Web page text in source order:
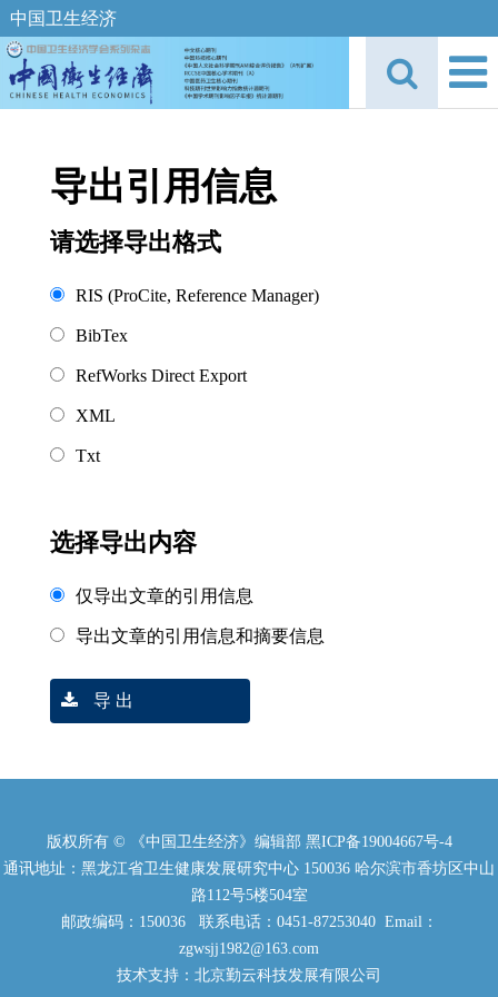
中国卫生经济
导出引用信息
请选择导出格式
RIS (ProCite, Reference Manager)
BibTex
RefWorks Direct Export
XML
Txt
选择导出内容
仅导出文章的引用信息
导出文章的引用信息和摘要信息
导 出
版权所有 © 《中国卫生经济》编辑部 黑ICP备19004667号-4
通讯地址：黑龙江省卫生健康发展研究中心 150036 哈尔滨市香坊区中山
路112号5楼504室
邮政编码：150036 联系电话：0451-87253040 Email：
zgwsjj1982@163.com
技术支持：北京勤云科技发展有限公司